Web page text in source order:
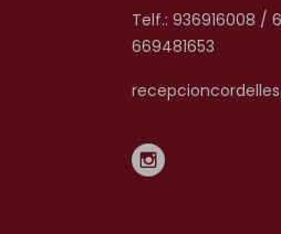
Telf.: 936916008 /
669481653